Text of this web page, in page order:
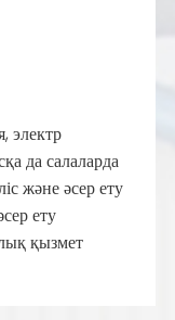
электр
да салаларда
және әсер ету
ету
қызмет